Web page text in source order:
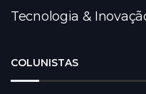
Tecnologia &
COLUNISTAS